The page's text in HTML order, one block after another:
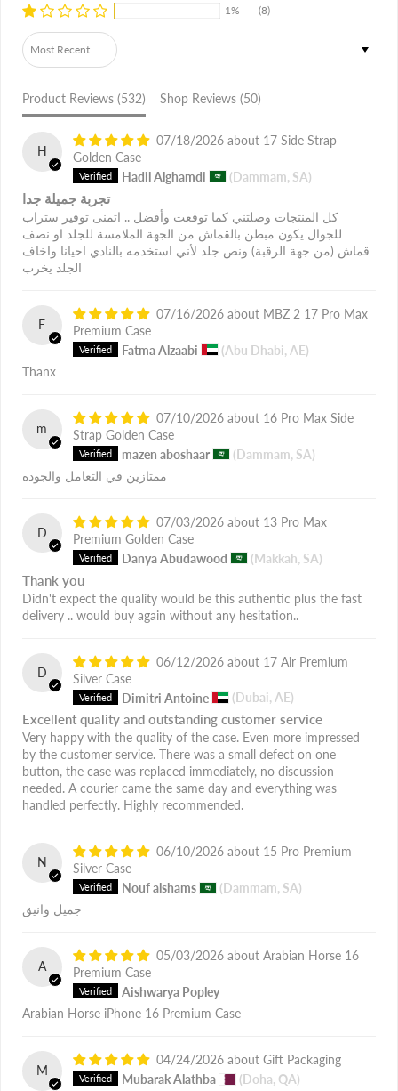
1%
(8)
Sort by
Product Reviews (532) Shop Reviews (50)
H
07/18/2026
17 Side Strap
Golden Case
Hadil Alghamdi
(Dammam, SA)
تجربة جميلة جدا
كل المنتجات وصلتني كما توقعت وأفضل .. اتمنى توفير ستراب
للجوال يكون مبطن بالقماش من الجهة الملامسة للجلد او نصف
قماش (من جهة الرقبة) ونص جلد لأني استخدمه بالنادي احيانا واخاف
الجلد يخرب
F
07/16/2026
MBZ 2 17 Pro Max
Premium Case
Fatma Alzaabi
(Abu Dhabi, AE)
Thanx
m
07/10/2026
16 Pro Max Side
Strap Golden Case
mazen aboshaar
(Dammam, SA)
ممتازين في التعامل والجوده
D
07/03/2026
13 Pro Max
Premium Golden Case
Danya Abudawood
(Makkah, SA)
Thank you
Didn't expect the quality would be this authentic plus the fast
delivery .. would buy again without any hesitation..
D
06/12/2026
17 Air Premium
Silver Case
Dimitri Antoine
(Dubai, AE)
Excellent quality and outstanding customer service
Very happy with the quality of the case. Even more impressed
by the customer service. There was a small defect on one
button, the case was replaced immediately, no discussion
needed. A courier came the same day and everything was
handled perfectly. Highly recommended.
N
06/10/2026
15 Pro Premium
Silver Case
Nouf alshams
(Dammam, SA)
جميل وانيق
A
05/03/2026
Arabian Horse 16
Premium Case
Aishwarya Popley
Arabian Horse iPhone 16 Premium Case
M
04/24/2026
Gift Packaging
Mubarak Alathba
(Doha, QA)